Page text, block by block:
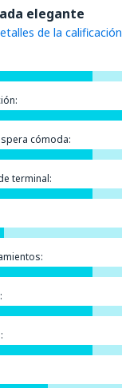
elegante
de la calificación
cómoda:
terminal: